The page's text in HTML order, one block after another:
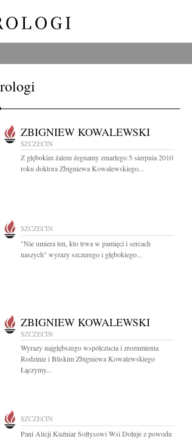
ZBIGNIEW KOWALEWSKI
SZCZECIN
Z głębokim żalem żegnamy zmarłego 5 sierpnia 2010
roku doktora Zbigniewa Kowalewskiego...
SZCZECIN
"Nie umiera ten, kto trwa w pamięci i sercach
naszych" wyrazy szczerego i głębokiego...
ZBIGNIEW KOWALEWSKI
SZCZECIN
Wyrazy najgłębszego współczucia i zrozumienia
Rodzinie i Bliskim Zbigniewa Kowalewskiego
Łączymy...
SZCZECIN
Pani Alicji Kuźniar Sołtysowi Wsi Dołuje z powodu